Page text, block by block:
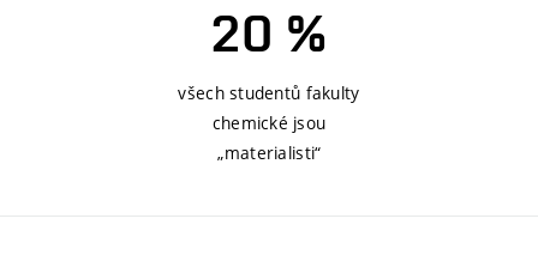
20 %
všech studentů fakulty
chemické jsou
„materialisti“